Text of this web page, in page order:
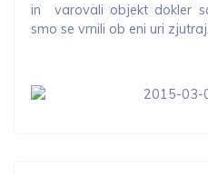
in varovali objekt dokler
smo se vrnili ob eni uri zjutraj.